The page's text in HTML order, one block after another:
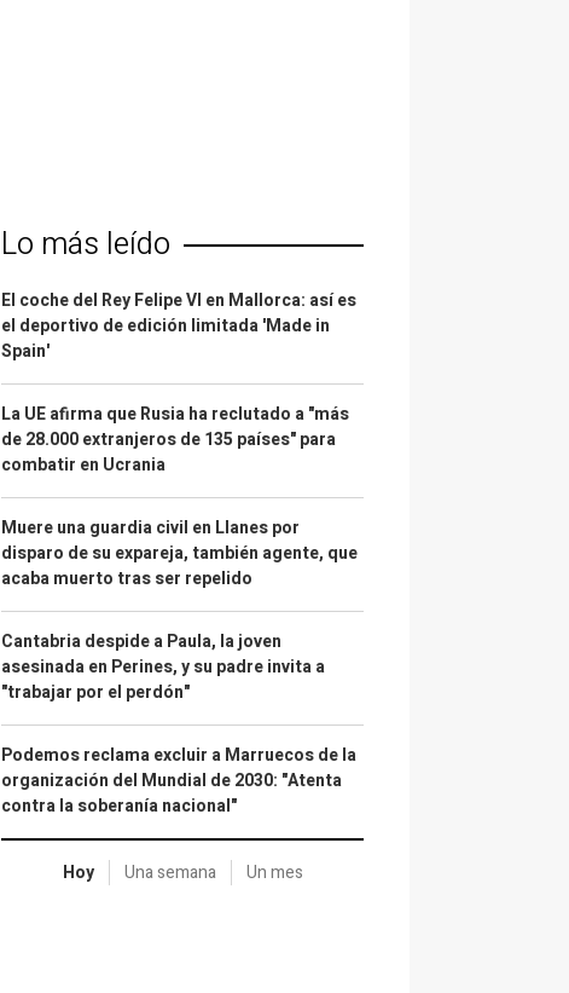
Lo más leído
El coche del Rey Felipe VI en Mallorca: así es
el deportivo de edición limitada 'Made in
Spain'
La UE afirma que Rusia ha reclutado a "más
de 28.000 extranjeros de 135 países" para
combatir en Ucrania
Muere una guardia civil en Llanes por
disparo de su expareja, también agente, que
acaba muerto tras ser repelido
Cantabria despide a Paula, la joven
asesinada en Perines, y su padre invita a
"trabajar por el perdón"
Podemos reclama excluir a Marruecos de la
organización del Mundial de 2030: "Atenta
contra la soberanía nacional"
Hoy Una semana Un mes